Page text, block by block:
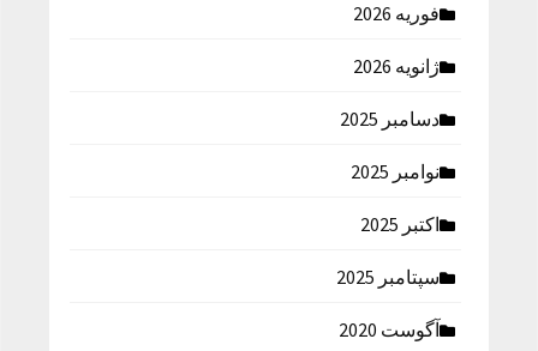
فوریه 2026
ژانویه 2026
دسامبر 2025
نوامبر 2025
اکتبر 2025
سپتامبر 2025
آگوست 2020